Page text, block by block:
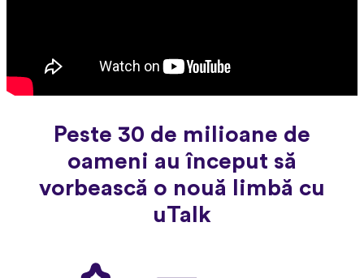
Peste 30 de milioane de
oameni au început să
vorbească o nouă limbă cu
uTalk